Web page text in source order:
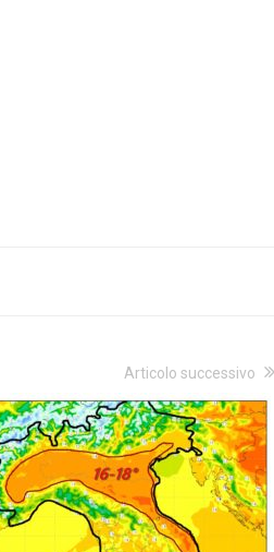
Articolo successivo